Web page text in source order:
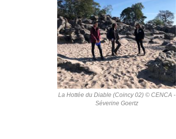
La Hottée du Diable (Coincy 02) © CENCA -
Séverine Goertz